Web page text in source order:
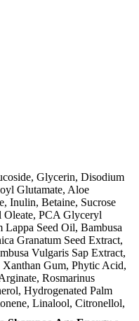
Glycerin, Disodium
Glutamate, Aloe
Inulin, Betaine, Sucrose
PCA Glyceryl
Seed Oil, Bambusa
Granatum Seed Extract,
Vulgaris Sap Extract,
Gum, Phytic Acid,
Rosmarinus
Hydrogenated Palm
Linalool, Citronellol,